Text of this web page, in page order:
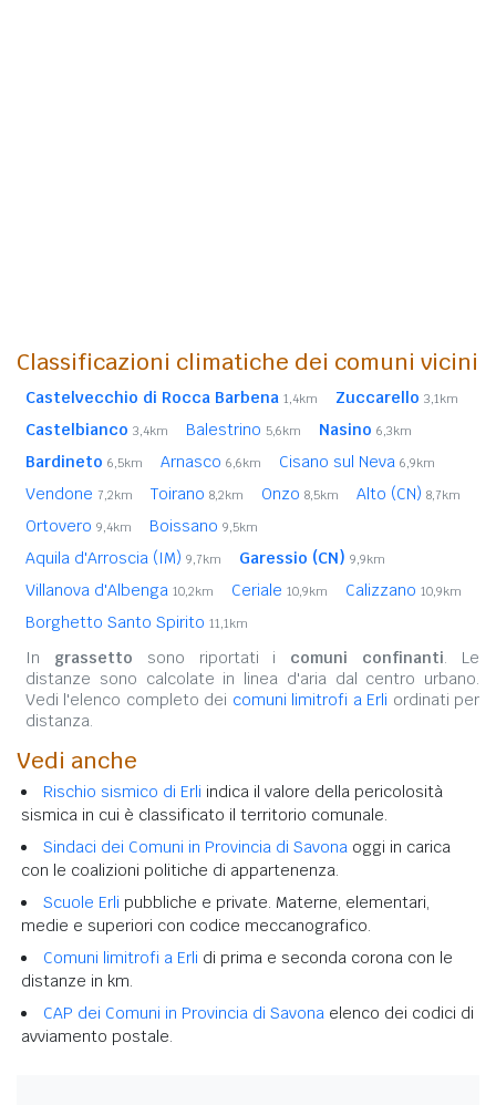
Classificazioni climatiche dei comuni vicini
Castelvecchio di Rocca Barbena 1,4km Zuccarello 3,1km
Castelbianco 3,4km Balestrino 5,6km Nasino 6,3km
Bardineto 6,5km Arnasco 6,6km Cisano sul Neva 6,9km
Vendone 7,2km Toirano 8,2km Onzo 8,5km Alto (CN) 8,7km
Ortovero 9,4km Boissano 9,5km
Aquila d'Arroscia (IM) 9,7km Garessio (CN) 9,9km
Villanova d'Albenga 10,2km Ceriale 10,9km Calizzano 10,9km
Borghetto Santo Spirito 11,1km
In grassetto sono riportati i comuni confinanti. Le
distanze sono calcolate in linea d'aria dal centro urbano.
Vedi l'elenco completo dei comuni limitrofi a Erli ordinati per
distanza.
Vedi anche
Rischio sismico di Erli indica il valore della pericolosità
sismica in cui è classificato il territorio comunale.
Sindaci dei Comuni in Provincia di Savona oggi in carica
con le coalizioni politiche di appartenenza.
Scuole Erli pubbliche e private. Materne, elementari,
medie e superiori con codice meccanografico.
Comuni limitrofi a Erli di prima e seconda corona con le
distanze in km.
CAP dei Comuni in Provincia di Savona elenco dei codici di
avviamento postale.